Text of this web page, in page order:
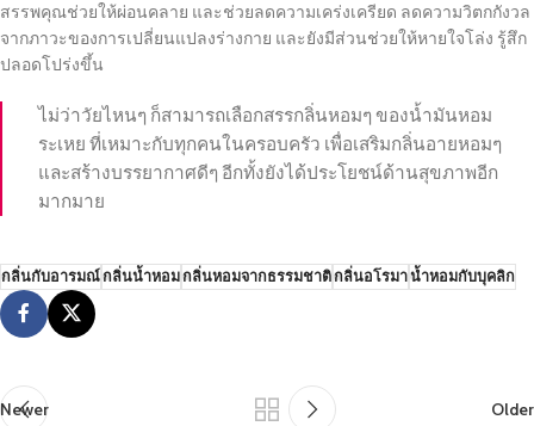
สรรพคุณช่วยให้ผ่อนคลาย และช่วยลดความเคร่งเครียด ลดความวิตกกังวล
จากภาวะของการเปลี่ยนแปลงร่างกาย และยังมีส่วนช่วยให้หายใจโล่ง รู้สึก
ปลอดโปร่งขึ้น
ไม่ว่าวัยไหนๆ ก็สามารถเลือกสรรกลิ่นหอมๆ ของน้ำมันหอม
ระเหย ที่เหมาะกับทุกคนในครอบครัว เพื่อเสริมกลิ่นอายหอมๆ
และสร้างบรรยากาศดีๆ อีกทั้งยังได้ประโยชน์ด้านสุขภาพอีก
มากมาย
กลิ่นกับอารมณ์กลิ่นน้ำหอมกลิ่นหอมจากธรรมชาติกลิ่นอโรมาน้ำหอมกับบุคลิก
Newer Older